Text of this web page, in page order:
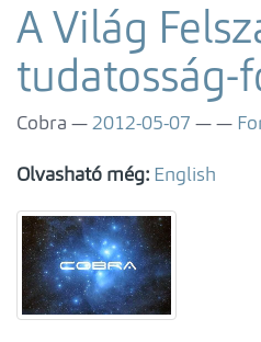
A Világ
tudatosság-
Cobra 2012-05-07
Olvasható még: English